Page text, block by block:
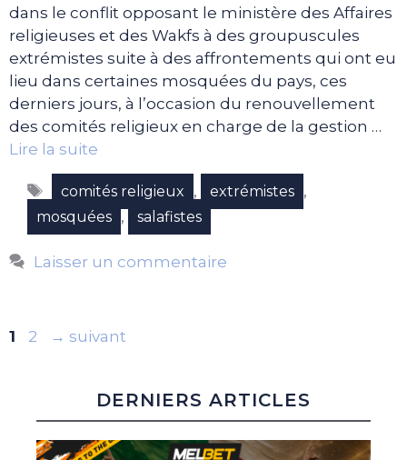
dans le conflit opposant le ministère des Affaires
religieuses et des Wakfs à des groupuscules
extrémistes suite à des affrontements qui ont eu
lieu dans certaines mosquées du pays, ces
derniers jours, à l’occasion du renouvellement
des comités religieux en charge de la gestion …
Lire la suite
Étiquettes
comités religieux , extrémistes ,
mosquées , salafistes
Laisser un commentaire
Page
1 Page
2 → suivant
DERNIERS ARTICLES